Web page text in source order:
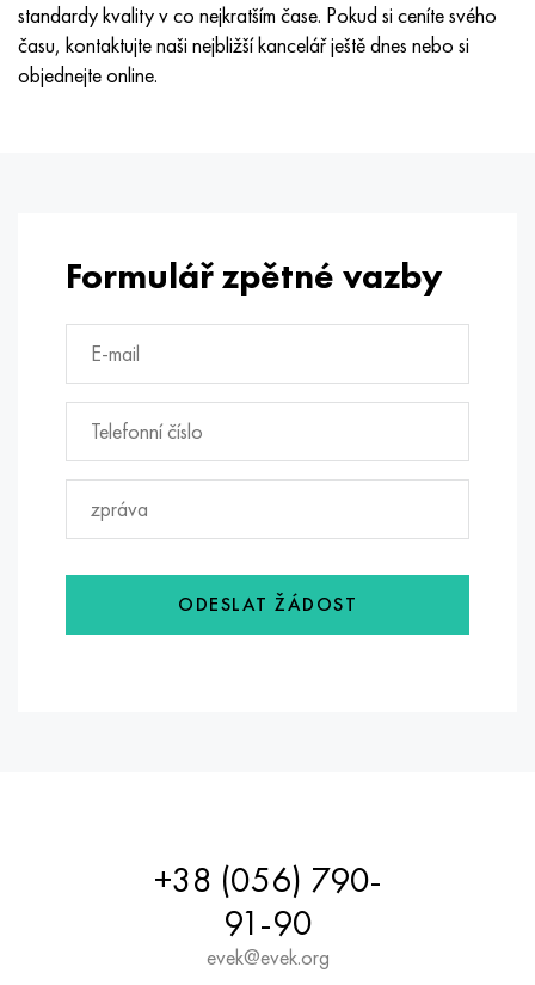
standardy kvality v co nejkratším čase. Pokud si ceníte svého
času, kontaktujte naši nejbližší kancelář ještě dnes nebo si
objednejte online.
Formulář zpětné vazby
ODESLAT ŽÁDOST
+38 (056) 790-
91-90
evek@evek.org